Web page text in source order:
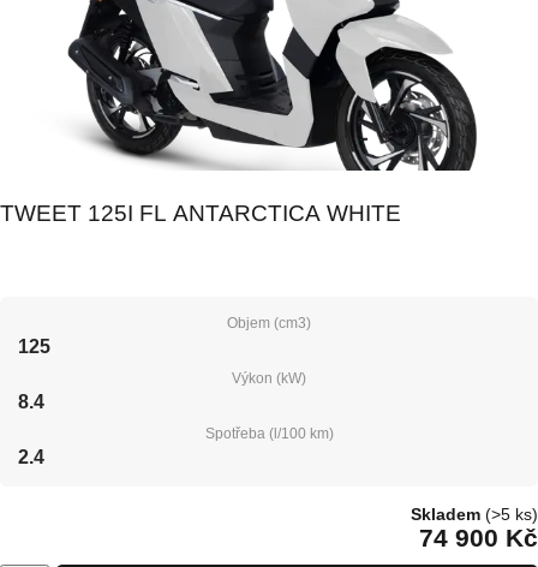
TWEET 125I FL ANTARCTICA WHITE
Objem (cm3)
125
Výkon (kW)
8.4
Spotřeba (l/100 km)
2.4
Skladem (>5 ks)
74 900 Kč